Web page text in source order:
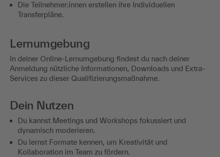
Die Teilnehmer:innen erstellen ihre Individuellen
Transferpläne.
Lernumgebung
In deiner Online-Lernumgebung findest du nach deiner
Anmeldung nützliche Informationen, Downloads und Extra-
Services zu dieser Qualifizierungsmaßnahme.
Dein Nutzen
Du kannst Meetings und Workshops fokussiert und
dynamisch moderieren.
Du lernst Formate kennen, um Kreativität und
Kollaboration im Team zu fördern.